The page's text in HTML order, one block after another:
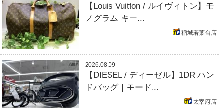
【Louis Vuitton / ルイヴィトン】モ
ノグラム キー...
稲城若葉台店
2026.08.09
【DIESEL / ディーゼル】1DR ハン
ドバッグ｜モード...
太宰府店